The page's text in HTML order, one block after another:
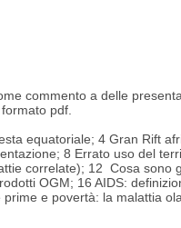
commento a delle
pdf.
equatoriale; 4 Gran Rift
8 Errato uso del
correlate); 12 Cosa
OGM; 16 AIDS:
e povertà: la malattia